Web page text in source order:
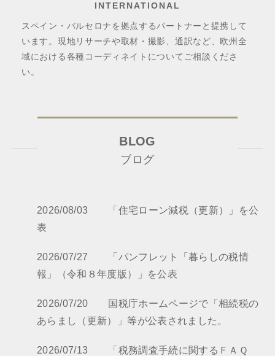
INTERNATIONAL
スペイン・バルセロナを拠点するパートナーと提携して
います。現地リサーチや取材・撮影、通訳など、欧州全
域における各種コーディネイトについてご相談くださ
い。
BLOG
ブログ
2026/08/03 「住宅ローン減税（更新）」を公
表
2026/07/27 「パンフレット「暮らしの税情
報」（令和８年度版）」を公表
2026/07/20 国税庁ホームページで「相続税の
あらまし（更新）」等が公表されました。
2026/07/13 「税務調査手続に関するＦＡＱ